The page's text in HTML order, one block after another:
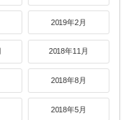
2019年2月
2018年11月
2018年8月
2018年5月